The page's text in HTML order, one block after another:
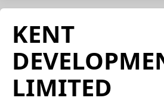
KENT
LIMITED